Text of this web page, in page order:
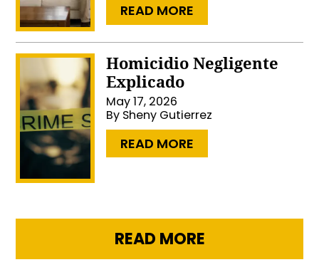
READ MORE
Homicidio Negligente
Explicado
May 17, 2026
By Sheny Gutierrez
READ MORE
READ MORE